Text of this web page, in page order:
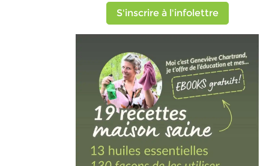
S'inscrire à l'infolettre